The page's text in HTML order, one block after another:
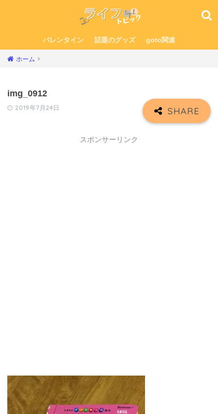
バレンタイン 話題のグッズ goto関連
ホーム
img_0912
2019年7月24日
スポンサーリンク